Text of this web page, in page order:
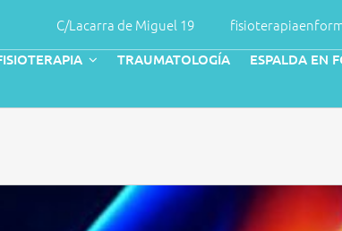
C/Lacarra de Miguel 19
TRAUMATOLOGÍA ESPALDA EN